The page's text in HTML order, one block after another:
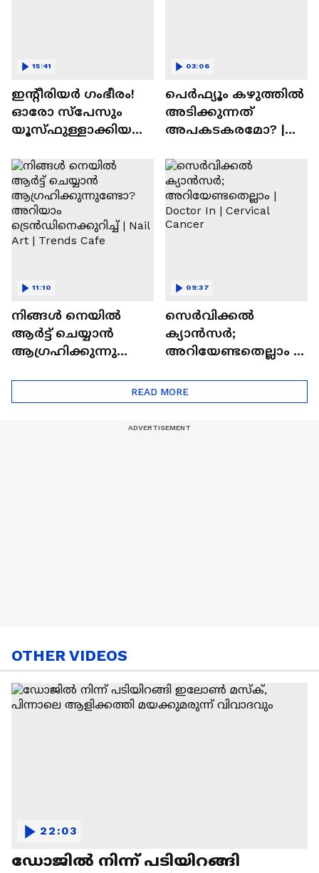
ഇന്റീരിയർ ഗംഭീരം!
ഓരോ സ്‌പേസും
യൂസ്ഫുള്ളാക്കിയ
15:41
പെർഫ്യൂം കഴുത്തിൽ
അടിക്കുന്നത്
അപകടകരമോ? |
03:06
നിങ്ങൾ നെയിൽ
ആർട്ട് ചെയ്യാൻ
ആഗ്രഹിക്കുന്നുണ്ടോ
ട്രെൻഡിനെക്കുറിച്ച് |
Nail Art | Trends Cafe
11:10
സെർവിക്കൽ
ക്യാൻസർ;
അറിയേണ്ടതെല്ലാം |
Cancer
09:37
READ MORE
OTHER VIDEOS
ഡോജിൽ നിന്ന് പടിയിറങ്ങി
22:03